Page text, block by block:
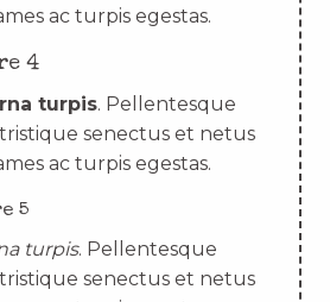
ac turpis egestas.
4
turpis. Pellentesque
senectus et netus
ac turpis egestas.
5
turpis. Pellentesque
senectus et netus